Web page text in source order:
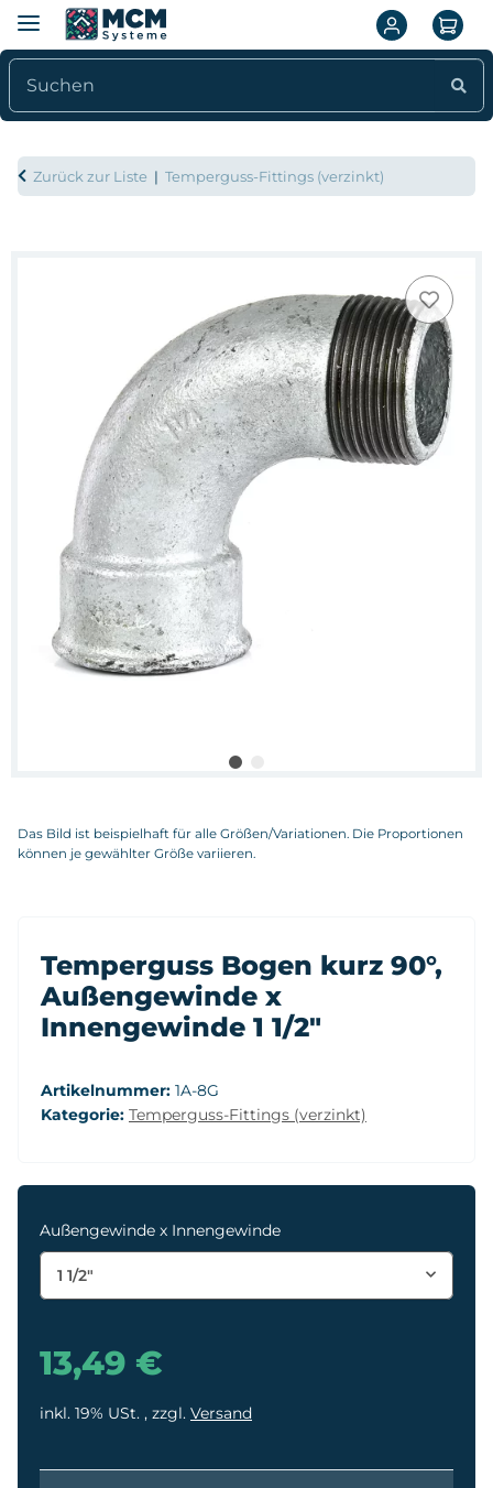
Zurück zur Liste Temperguss-Fittings (verzinkt)
Das Bild ist beispielhaft für alle Größen/Variationen. Die Proportionen
können je gewählter Größe variieren.
Temperguss Bogen kurz 90°,
Außengewinde x
Innengewinde 1 1/2"
Artikelnummer: 1A-8G
Kategorie: Temperguss-Fittings (verzinkt)
Außengewinde x Innengewinde
1 1/2"
13,49 €
inkl. 19% USt. , zzgl. Versand